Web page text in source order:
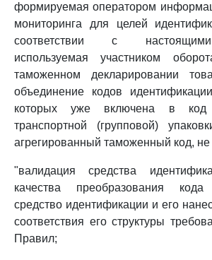
формируемая оператором
мониторинга для целей
соответствии с
используемая участником
таможенном декларировании
объединение кодов
которых уже включена в код
транспортной (групповой)
агрегированный таможенный код, не
"валидация средства
качества преобразования
средство идентификации и его
соответствия его структуры
Правил;